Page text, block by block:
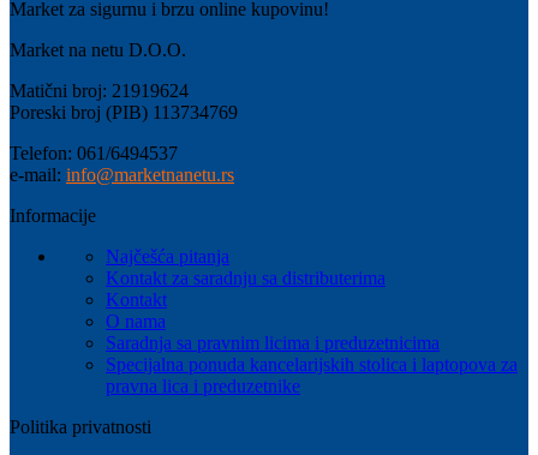
Market za sigurnu i brzu online kupovinu!
Market na netu D.O.O.
Matični broj: 21919624
Poreski broj (PIB) 113734769
Telefon: 061/6494537
e-mail: info@marketnanetu.rs
Informacije
Najčešća pitanja
Kontakt za saradnju sa distributerima
Kontakt
O nama
Saradnja sa pravnim licima i preduzetnicima
Specijalna ponuda kancelarijskih stolica i laptopova za
pravna lica i preduzetnike
Politika privatnosti